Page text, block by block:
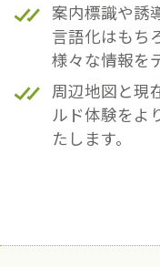
案内標識や誘
言語化はもち
様々な情報を
周辺地図と現
ルド体験をよ
たします。